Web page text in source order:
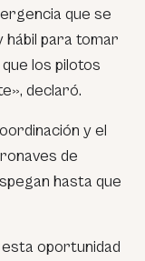
que se
hábil para tomar
los pilotos
declaró.
y el
de
hasta que
oportunidad